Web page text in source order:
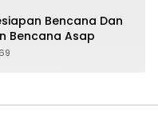
Bencana Dan
Bencana Asap
69